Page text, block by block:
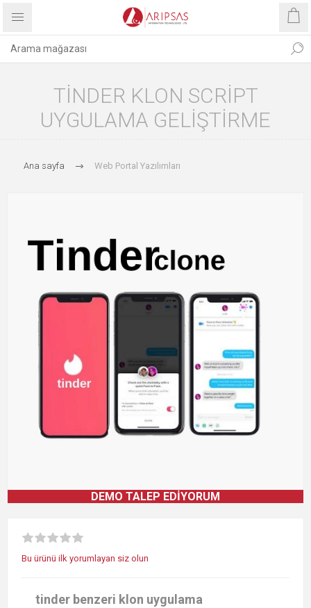
TINDER KLON SCRIPT
UYGULAMA GELIŞTIRME
Ana sayfa Web Portal Yazılımları
DEMO TALEP EDIYORUM
Bu ürünü ilk yorumlayan siz olun
tinder benzeri klon uygulama